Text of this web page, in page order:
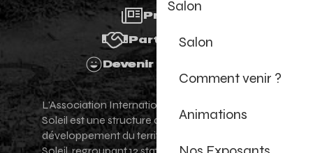
Salon
Salon
Comment venir ?
Animations
Presse
Partenaires
Devenir Bénévole
L'Association Internationale des Portes du
Soleil est une structure de promotion et de
développement du territoire des Portes du